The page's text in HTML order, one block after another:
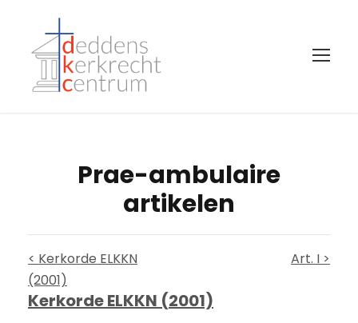
Prae-ambulaire
artikelen
< Kerkorde ELKKN
(2001)
Art. I >
Kerkorde ELKKN (2001)